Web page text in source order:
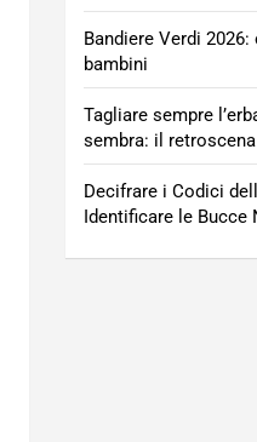
Bandiere Verdi
bambini
Tagliare sempre
sembra: il
Decifrare i Codici
Identificare le Bucce